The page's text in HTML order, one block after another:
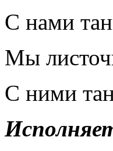
С нами
Мы
С ними